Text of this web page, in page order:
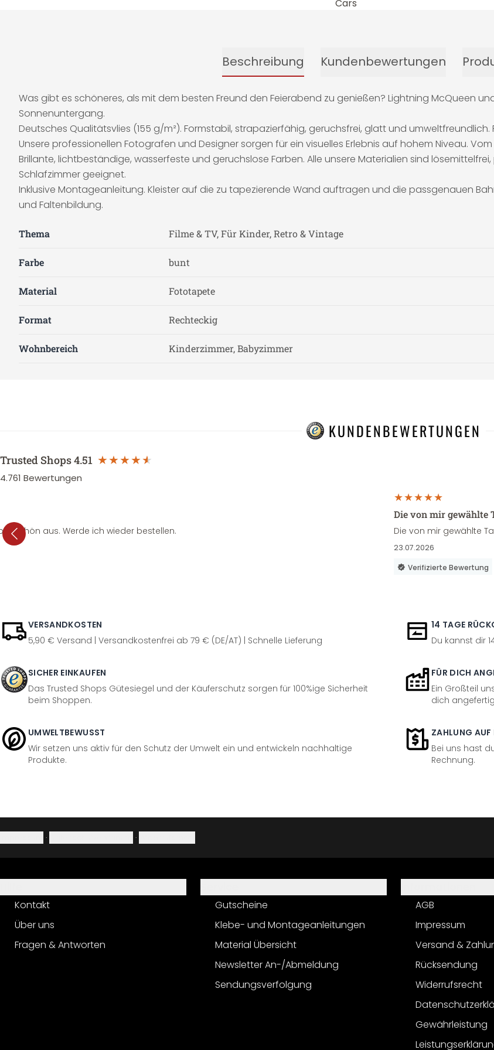
Beschreibung Kundenbewertungen
Was gibt es schöneres, als mit dem besten Freund den Feierabend zu genießen? Lightning McQueen
Sonnenuntergang.
Deutsches Qualitätsvlies (155 g/m²). Formstabil, strapazierfähig, geruchsfrei, glatt und umweltfreundlich.
Unsere professionellen Fotografen und Designer sorgen für ein visuelles Erlebnis auf hohem Niveau. Vom
Brillante, lichtbeständige, wasserfeste und geruchslose Farben. Alle unsere Materialien sind
Schlafzimmer geeignet.
Inklusive Montageanleitung. Kleister auf die zu tapezierende Wand auftragen und die passgenauen
und Faltenbildung.
Thema Filme & TV, Für Kinder, Retro & Vintage
Farbe bunt
Material Fototapete
Format Rechteckig
Wohnbereich Kinderzimmer, Babyzimmer
KUNDENBEWERTUNGEN
Trusted Shops4.51
4.761 Bewertungen
schön aus. Werde ich wieder bestellen.
Die von mir gewählte
Die von mir gewählte
23.07.2026
Verifizierte Bewertung
VERSANDKOSTEN
5,90 € Versand | Versandkostenfrei ab 79 € (DE/AT) | Schnelle Lieferung
14 TAGE
Du kannst dir
SICHER EINKAUFEN
Das Trusted Shops Gütesiegel und der Käuferschutz sorgen für 100%ige Sicherheit
beim Shoppen.
FÜR DICH
Ein Großteil
dich
UMWELTBEWUSST
Wir setzen uns aktiv für den Schutz der Umwelt ein und entwickeln nachhaltige
Produkte.
ZAHLUNG AUF
Bei uns hast
Rechnung.
· ·
Kontakt
Über uns
Fragen & Antworten
Gutscheine
Klebe- und Montageanleitungen
Material Übersicht
Newsletter An-/Abmeldung
Sendungsverfolgung
AGB
Impressum
Versand &
Rücksendung
Widerrufsrecht
Gewährleistung